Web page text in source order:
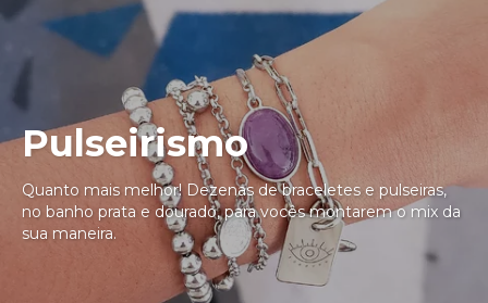
Pulseirismo
Quanto mais melhor! Dezenas de braceletes e pulseiras,
no banho prata e dourado, para vocês montarem o mix da
sua maneira.